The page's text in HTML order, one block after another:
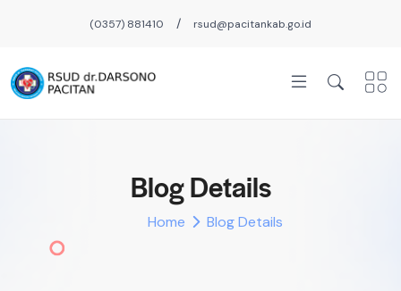
(0357) 881410 / rsud@pacitankab.go.id
Blog Details
Home Blog Details